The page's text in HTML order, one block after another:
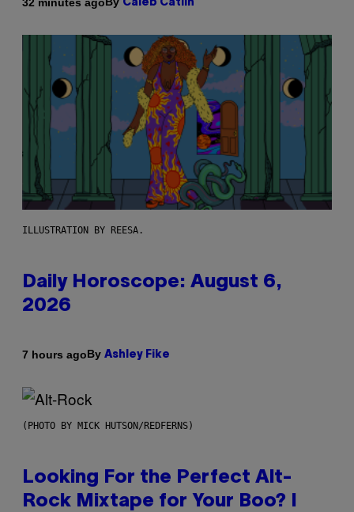
Caleb Catlin
ILLUSTRATION BY REESA.
Daily Horoscope: August 6,
2026
7 hours agoBy Ashley Fike
(PHOTO BY MICK HUTSON/REDFERNS)
Looking For the Perfect Alt-
Rock Mixtape for Your Boo? I